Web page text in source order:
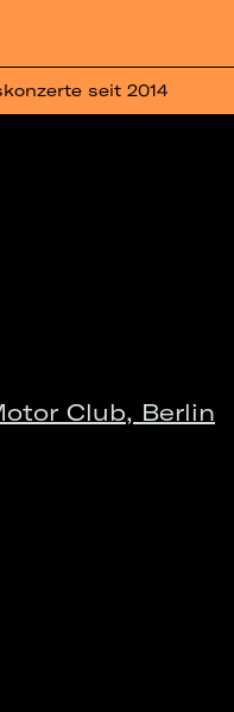
seit 2014
Club, Berlin